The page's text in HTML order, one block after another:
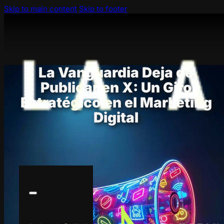
Skip to main content Skip to footer
La Vanguardia Deja de
Publicar en X: Un Giro
Estratégico en el Marketing
Digital